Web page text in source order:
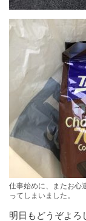
仕事始めに、またお心
ってしまいました。
明日もどうぞよろ